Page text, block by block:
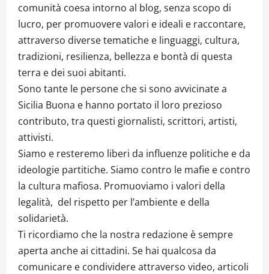
comunità coesa intorno al blog, senza scopo di
lucro, per promuovere valori e ideali e raccontare,
attraverso diverse tematiche e linguaggi, cultura,
tradizioni, resilienza, bellezza e bontà di questa
terra e dei suoi abitanti.
Sono tante le persone che si sono avvicinate a
Sicilia Buona e hanno portato il loro prezioso
contributo, tra questi giornalisti, scrittori, artisti,
attivisti.
Siamo e resteremo liberi da influenze politiche e da
ideologie partitiche. Siamo contro le mafie e contro
la cultura mafiosa. Promuoviamo i valori della
legalità, del rispetto per l’ambiente e della
solidarietà.
Ti ricordiamo che la nostra redazione è sempre
aperta anche ai cittadini. Se hai qualcosa da
comunicare e condividere attraverso video, articoli